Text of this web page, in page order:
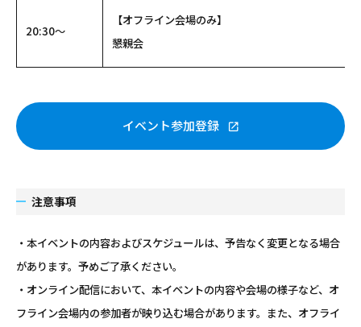
20:30～
【オフライン会場のみ】
懇親会
イベント参加登録
注意事項
・本イベントの内容およびスケジュールは、予告なく変更となる場合
があります。予めご了承ください。
・オンライン配信において、本イベントの内容や会場の様子など、オ
フライン会場内の参加者が映り込む場合があります。また、オフライ